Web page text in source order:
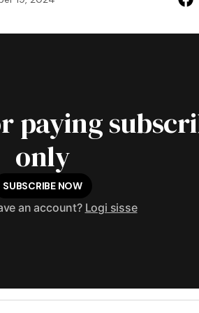
paying
only
SUBSCRIBE NOW
an account? Logi sisse